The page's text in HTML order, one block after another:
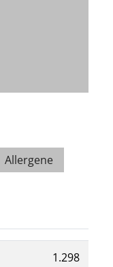
Allergene
1.298